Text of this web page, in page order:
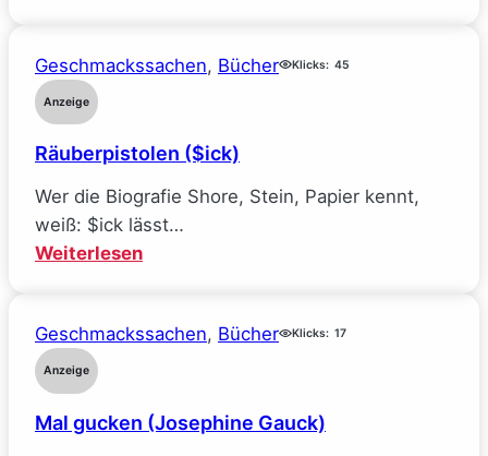
bei
wie
alle
meine
Ideale
(Sarah
Geschmackssachen, Bücher Klicks: 45
Anzeige
Räuberpistolen ($ick)
Wer die Biografie Shore, Stein, Papier kennt,
weiß: $ick lässt…
Weiterlesen:
Geschmackssachen, Bücher Klicks: 17
Anzeige
Mal gucken (Josephine Gauck)